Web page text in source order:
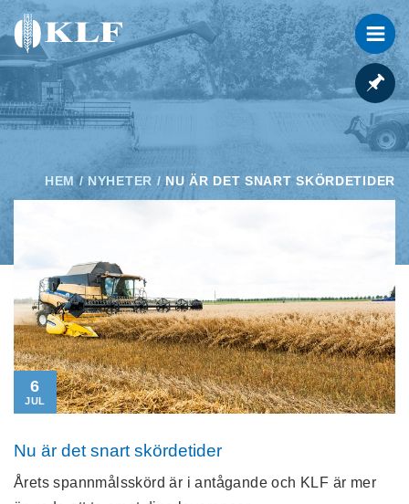
HEM / NYHETER / NU ÄR DET SNART SKÖRDETIDER
6
JUL
Nu är det snart skördetider
Årets spannmålsskörd är i antågande och KLF är mer